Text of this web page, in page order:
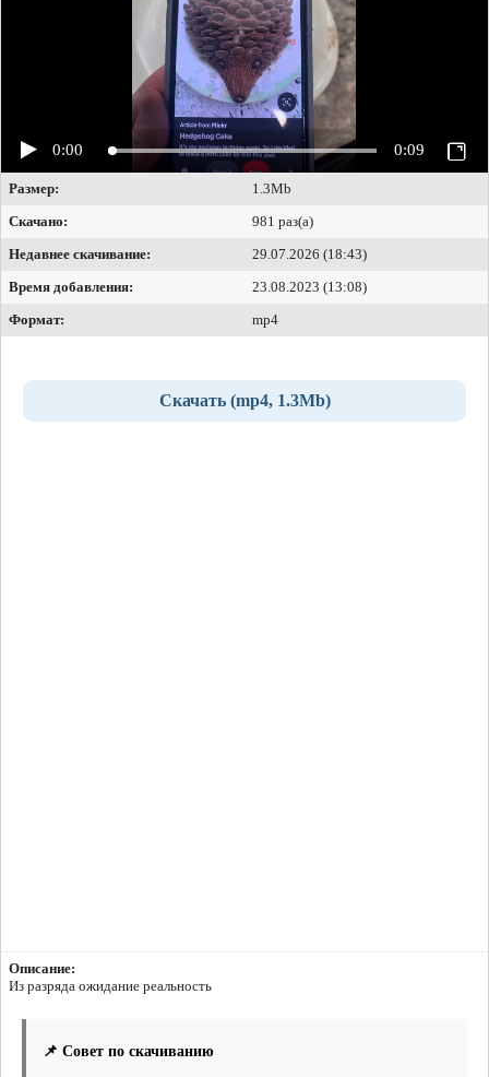
0:00 0:09
Размер:
1.3Mb
Скачано:
981 раз(а)
Недавнее скачивание:
29.07.2026 (18:43)
Время добавления:
23.08.2023 (13:08)
Формат:
mp4
Скачать (mp4, 1.3Mb)
Описание:
Из разряда ожидание реальность
📌 Совет по скачиванию